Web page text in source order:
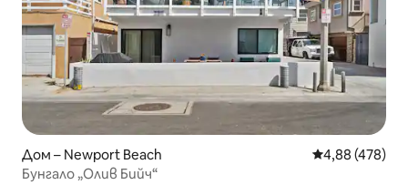
Дом – Newport Beach Средна
4,88 (478)
Бунгало „Олив Бийч“